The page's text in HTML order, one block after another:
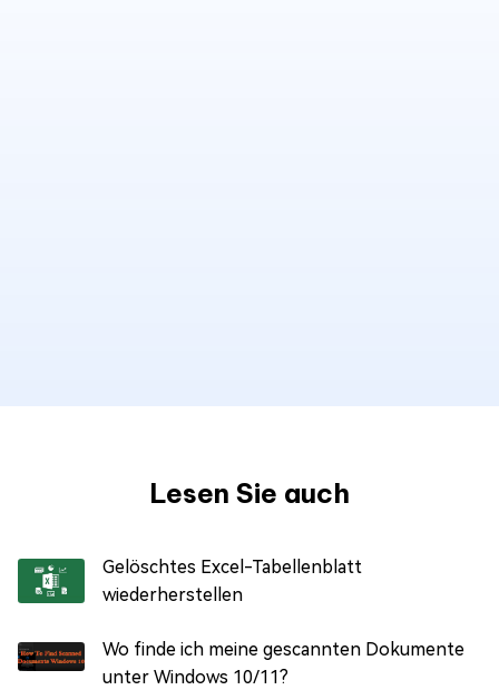
Lesen Sie auch
Gelöschtes Excel-Tabellenblatt
wiederherstellen
Wo finde ich meine gescannten Dokumente
unter Windows 10/11?